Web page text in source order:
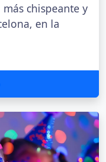
chispeante y
en la